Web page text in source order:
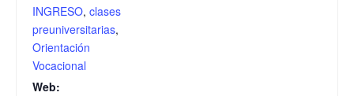
INGRESO, clases
preuniversitarias,
Orientación
Vocacional
Web: